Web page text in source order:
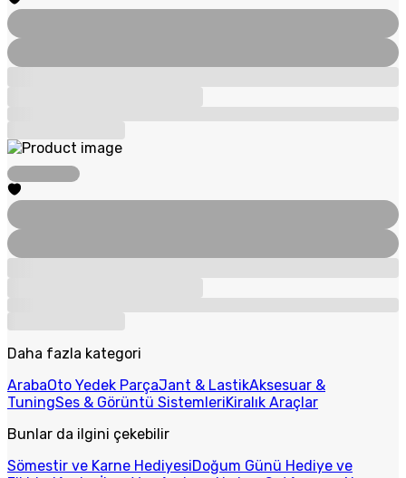
Daha fazla kategori
ArabaOto Yedek ParçaJant & LastikAksesuar &
TuningSes & Görüntü SistemleriKiralık Araçlar
Bunlar da ilgini çekebilir
Sömestir ve Karne HediyesiDoğum Günü Hediye ve